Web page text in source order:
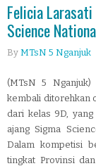
Felicia
Science
By MTsN 5 Nganjuk
(MTsN 5 Nganjuk)
kembali ditorehkan
dari kelas 9D,
ajang Sigma
Dalam kompetisi
tingkat Provinsi